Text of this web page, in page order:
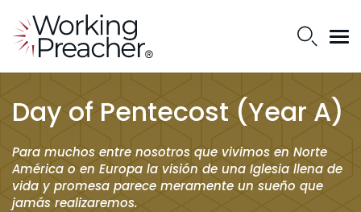
Day of Pentecost (Year A)
Para muchos entre nosotros que vivimos en Norte
América o en Europa la visión de una Iglesia llena de
vida y promesa parece meramente un sueño que
jamás realizaremos.